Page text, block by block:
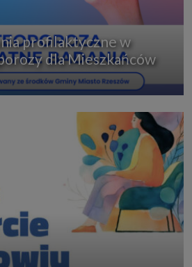
profilaktyczne w
dla Mieszkańców